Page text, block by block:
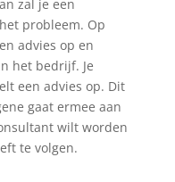
zal je een
probleem. Op
advies op en
het bedrijf. Je
een advies op. Dit
gaat ermee aan
wilt worden
te volgen.